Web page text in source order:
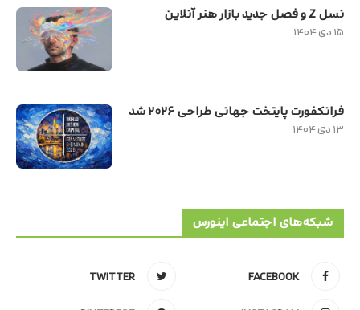
نسل Z و فصل جدید بازار هنر آنلاین
۱۵ دی ۱۴۰۴
فرانکفورت پایتخت جهانی طراحی ۲۰۲۶ شد
۱۳ دی ۱۴۰۴
شبکه‌های اجتماعی اینورس
FACEBOOK
TWITTER